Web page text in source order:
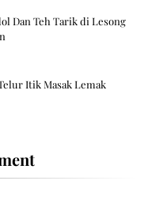
Dan Teh Tarik di Lesong
Itik Masak Lemak